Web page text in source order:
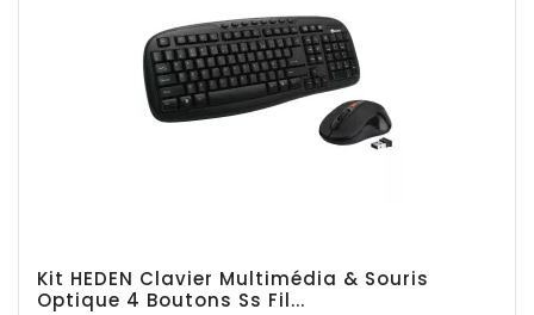
Kit HEDEN Clavier Multimédia & Souris
Optique 4 Boutons Ss Fil...